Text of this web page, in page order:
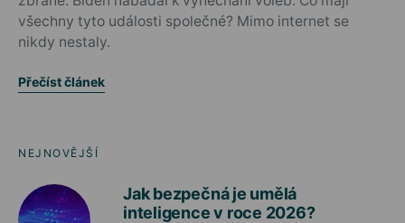
všechny tyto události společné? Mimo internet se
nikdy nestaly.
Přečíst článek
NEJNOVĚJŠÍ
Jak bezpečná je umělá
inteligence v roce 2026?